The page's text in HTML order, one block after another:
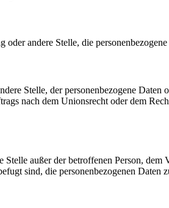
andere Stelle, die
Stelle, der personenbezogene
nach dem Unionsrecht oder dem
außer der betroffenen Person,
sind, die personenbezogenen Daten